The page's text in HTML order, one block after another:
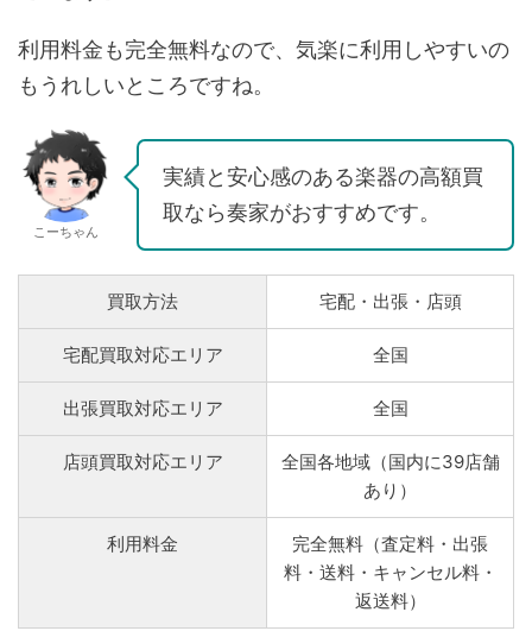
利用料金も完全無料なので、気楽に利用しやすいの
もうれしいところですね。
こーちゃん
実績と安心感のある楽器の高額買
取なら奏家がおすすめです。
買取方法 宅配・出張・店頭
宅配買取対応エリア 全国
出張買取対応エリア 全国
店頭買取対応エリア
全国各地域（国内に39店舗
あり）
利用料金
完全無料（査定料・出張
料・送料・キャンセル料・
返送料）